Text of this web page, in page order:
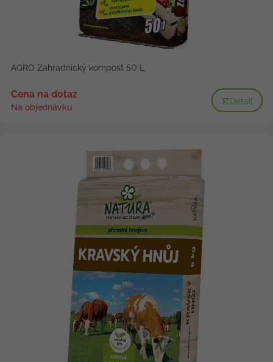
AGRO Zahradnický kompost 50 L
Cena na dotaz
Na objednávku
Detail